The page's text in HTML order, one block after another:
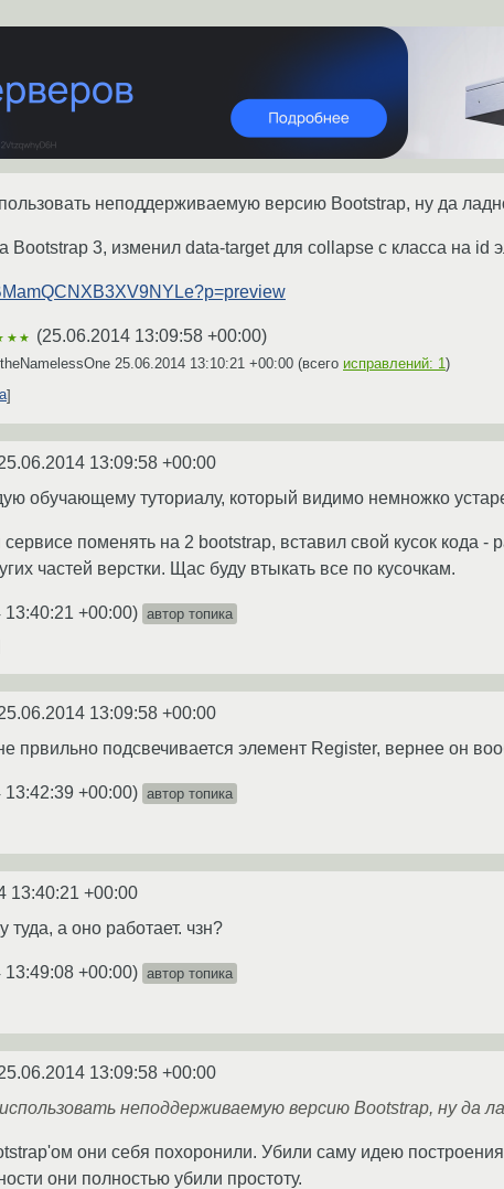
неподдерживаемую версию Bootstrap, ну да
Bootstrap 3, изменил data-target для collapse с класса на id
(25.06.2014 13:09:58 +00:00)
25.06.2014 13:10:21 +00:00 (всего исправлений: 1 )
13:09:58 +00:00
обучающему туториалу, который видимо немножко
поменять на 2 bootstrap, вставил свой кусок кода -
частей верстки. Щас буду втыкать все по кусочкам.
+00:00) автор топика
13:09:58 +00:00
првильно подсвечивается элемент Register, вернее он
+00:00) автор топика
13:40:21 +00:00
туда, а оно работает. чзн?
+00:00) автор топика
13:09:58 +00:00
неподдерживаемую версию Bootstrap, ну да
они себя похоронили. Убили саму идею построения
они полностью убили простоту.